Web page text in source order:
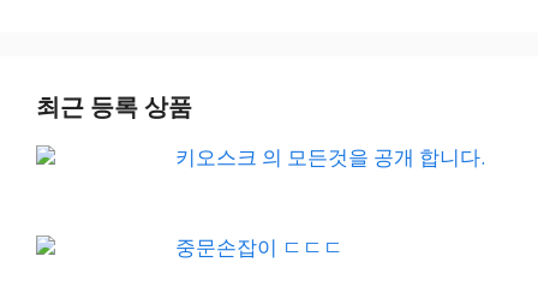
최근 등록 상품
키오스크 의 모든것을 공개 합니다.
중문손잡이 ㄷㄷㄷ